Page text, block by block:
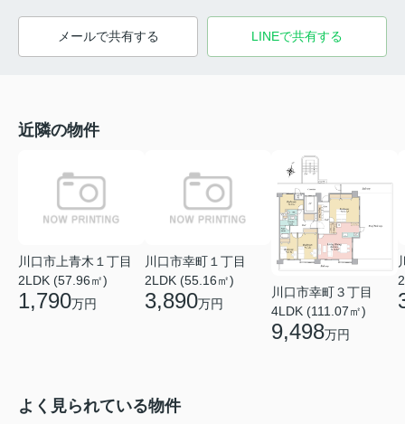
メールで共有する LINEで共有する
近隣の物件
川口市上青木１丁目
2LDK (57.96㎡)
1,790万円
川口市幸町１丁目
2LDK (55.16㎡)
3,890万円
川口市幸町３丁目
4LDK (111.07㎡)
9,498万円
よく見られている物件